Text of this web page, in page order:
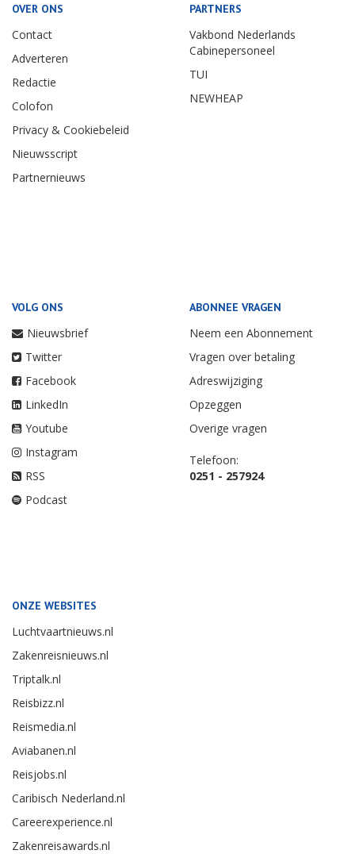
OVER ONS
Contact
Adverteren
Redactie
Colofon
Privacy & Cookiebeleid
Nieuwsscript
Partnernieuws
PARTNERS
Vakbond Nederlands
Cabinepersoneel
TUI
NEWHEAP
VOLG ONS
Nieuwsbrief
Twitter
Facebook
LinkedIn
Youtube
Instagram
RSS
Podcast
ABONNEE VRAGEN
Neem een Abonnement
Vragen over betaling
Adreswijziging
Opzeggen
Overige vragen
Telefoon:
0251 - 257924
ONZE WEBSITES
Luchtvaartnieuws.nl
Zakenreisnieuws.nl
Triptalk.nl
Reisbizz.nl
Reismedia.nl
Aviabanen.nl
Reisjobs.nl
Caribisch Nederland.nl
Careerexperience.nl
Zakenreisawards.nl